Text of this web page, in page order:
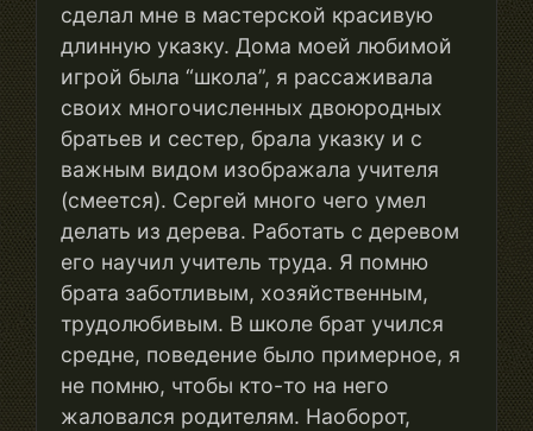
сделал мне в мастерской красивую
длинную указку. Дома моей любимой
игрой была “школа”, я рассаживала
своих многочисленных двоюродных
братьев и сестер, брала указку и с
важным видом изображала учителя
(смеется). Сергей много чего умел
делать из дерева. Работать с деревом
его научил учитель труда. Я помню
брата заботливым, хозяйственным,
трудолюбивым. В школе брат учился
средне, поведение было примерное, я
не помню, чтобы кто-то на него
жаловался родителям. Наоборот,